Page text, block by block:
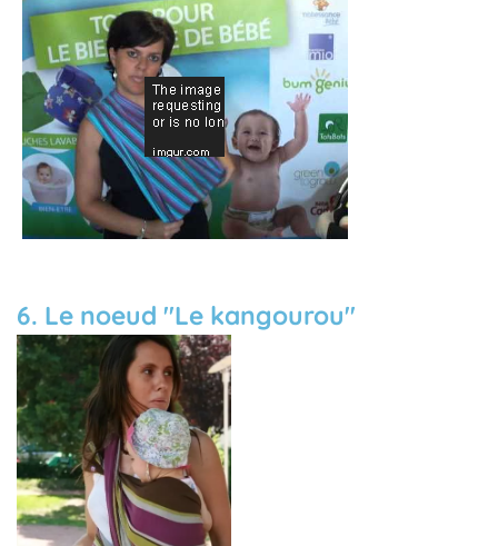
6. Le noeud "Le kangourou"